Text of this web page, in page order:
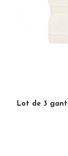
Lot de 3